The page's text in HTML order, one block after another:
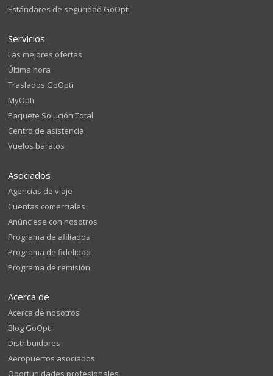
Estándares de seguridad GoOpti
Servicios
Las mejores ofertas
Última hora
Traslados GoOpti
MyOpti
Paquete Solución Total
Centro de asistencia
Vuelos baratos
Asociados
Agencias de viaje
Cuentas comerciales
Anúnciese con nosotros
Programa de afiliados
Programa de fidelidad
Programa de remisión
Acerca de
Acerca de nosotros
Blog GoOpti
Distribuidores
Aeropuertos asociados
Oportunidades profesionales